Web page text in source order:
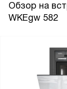
Обзор на
WKEgw 582